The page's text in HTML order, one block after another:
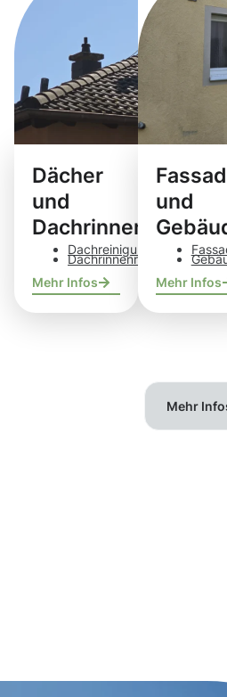
Dächer
und
Dachrinnen
Dachreinigung
Dachrinnenreinigung
Mehr Infos
und
Mehr Infos
Mehr